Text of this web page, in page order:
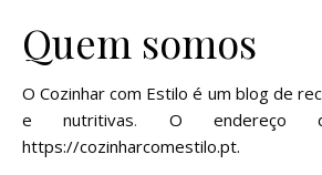
Quem somos
O Cozinhar com Estilo é um blog de receitas rápidas, fáceis
e nutritivas. O
https://cozinharcomestilo.pt.